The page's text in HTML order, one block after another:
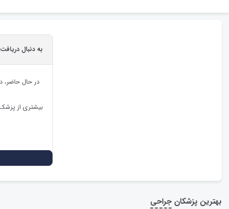
به دنبال
در حال حاضر،
بیشتری از
بهترین پزشکان جراحی